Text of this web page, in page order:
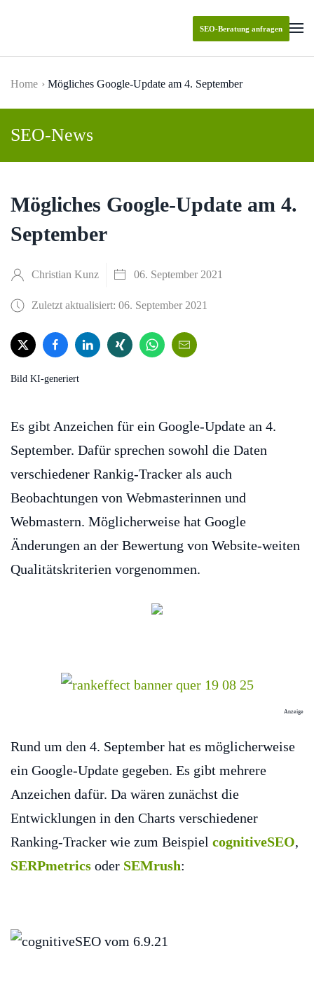
SEO-Beratung anfragen
Home Mögliches Google-Update am 4. September
SEO-News
Mögliches Google-Update am 4.
September
Christian Kunz 06. September 2021
Zuletzt aktualisiert: 06. September 2021
Bild KI-generiert
Es gibt Anzeichen für ein Google-Update an 4.
September. Dafür sprechen sowohl die Daten
verschiedener Rankig-Tracker als auch
Beobachtungen von Webmasterinnen und
Webmastern. Möglicherweise hat Google
Änderungen an der Bewertung von Website-weiten
Qualitätskriterien vorgenommen.
Anzeige
Rund um den 4. September hat es möglicherweise
ein Google-Update gegeben. Es gibt mehrere
Anzeichen dafür. Da wären zunächst die
Entwicklungen in den Charts verschiedener
Ranking-Tracker wie zum Beispiel cognitiveSEO,
SERPmetrics oder SEMrush: